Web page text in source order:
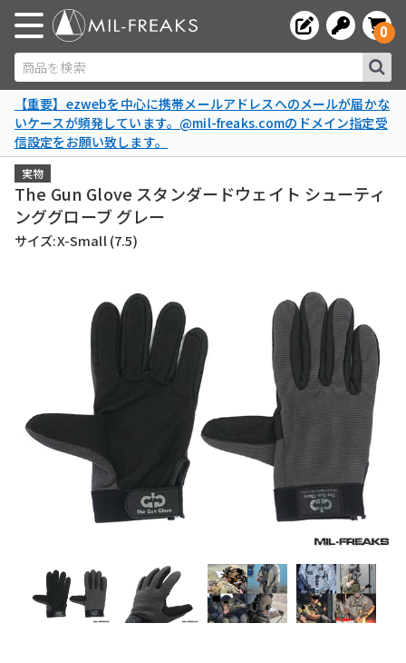
商品を検索
0
【重要】ezwebを中心に携帯メールアドレスへのメールが届かな
いケースが頻発しています。@mil-freaks.comのドメイン指定受
信設定をお願い致します。
実物
The Gun Glove スタンダードウェイト シューティ
ンググローブ グレー
サイズ:X-Small (7.5)